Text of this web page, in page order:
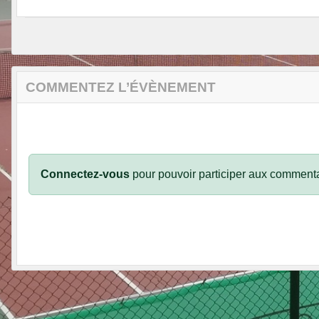
COMMENTEZ L’ÉVÈNEMENT
Connectez-vous pour pouvoir participer aux